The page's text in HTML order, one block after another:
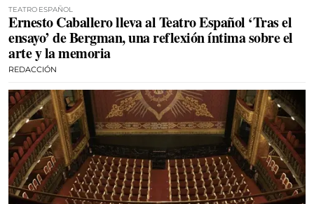
TEATRO ESPAÑOL
Ernesto Caballero lleva al Teatro Español ‘Tras el
ensayo’ de Bergman, una reflexión íntima sobre el
arte y la memoria
REDACCIÓN